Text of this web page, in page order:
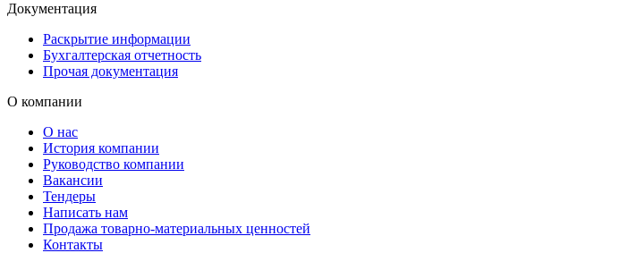
Документация
Раскрытие информации
Бухгалтерская отчетность
Прочая документация
О компании
О нас
История компании
Руководство компании
Вакансии
Тендеры
Написать нам
Продажа товарно-материальных ценностей
Контакты